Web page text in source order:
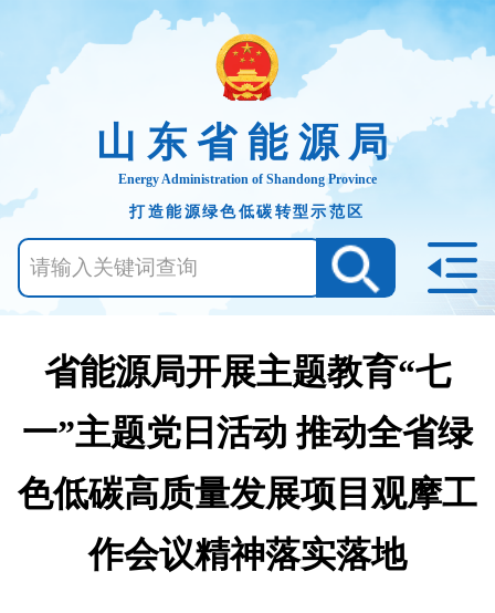
山东省能源局
Energy Administration of Shandong Province
打造能源绿色低碳转型示范区
省能源局开展主题教育“七
一”主题党日活动 推动全省绿
色低碳高质量发展项目观摩工
作会议精神落实落地